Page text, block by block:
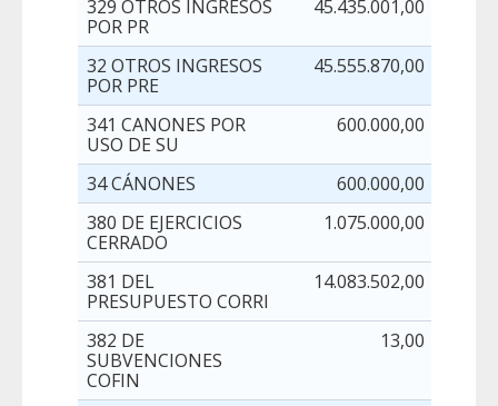
329 OTROS INGRESOS
POR PR
45.435.001,00
32 OTROS INGRESOS
POR PRE
45.555.870,00
341 CANONES POR
USO DE SU
600.000,00
34 CÁNONES
600.000,00
380 DE EJERCICIOS
CERRADO
1.075.000,00
381 DEL
PRESUPUESTO CORRI
14.083.502,00
382 DE
SUBVENCIONES
COFIN
13,00